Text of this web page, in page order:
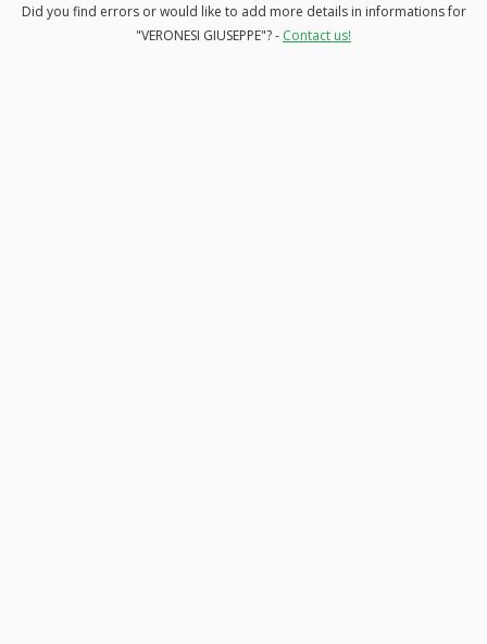
Did you find errors or would like to add more details in informations for
"VERONESI GIUSEPPE"? - Contact us!